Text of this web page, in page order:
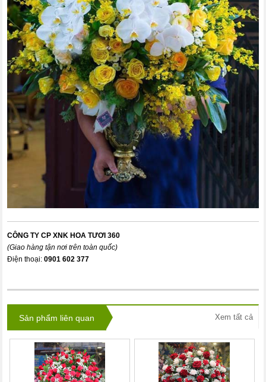
CÔNG TY CP XNK HOA TƯƠI 360
(Giao hàng tận nơi trên toàn quốc)
Điện thoại:0901 602 377
Sản phẩm liên quan Xem tất cả